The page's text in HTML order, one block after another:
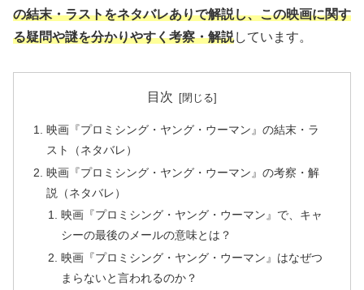
の結末・ラストをネタバレありで解説し、この映画に関す
る疑問や謎を分かりやすく考察・解説しています。
目次
映画『プロミシング・ヤング・ウーマン』の結末・ラ
スト（ネタバレ）
映画『プロミシング・ヤング・ウーマン』の考察・解
説（ネタバレ）
映画『プロミシング・ヤング・ウーマン』で、キャ
シーの最後のメールの意味とは？
映画『プロミシング・ヤング・ウーマン』はなぜつ
まらないと言われるのか？